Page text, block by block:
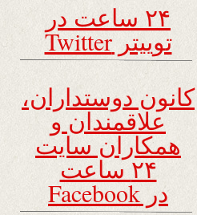
۲۴ ساعت در
توییتر Twitter
کانون دوستداران،
علاقمندان و
همکاران سایت
۲۴ ساعت
در Facebook